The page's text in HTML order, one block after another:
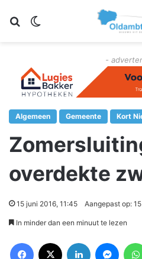
Zoeken
-
Algemeen Gemeente Kort
overdekte
15 juni 2016, 11:45 Aangepast op:
In minder dan een minuut te lezen